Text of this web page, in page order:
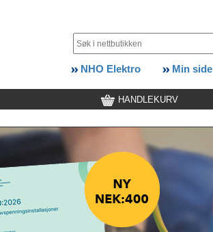
NHO Elektro Min side
HANDLEKURV